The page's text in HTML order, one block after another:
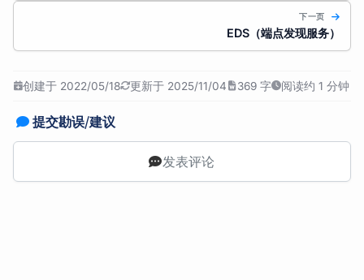
下一页
EDS（端点发现服务）
创建于 2022/05/18 更新于 2025/11/04 369 字 阅读约 1 分钟
提交勘误/建议
发表评论